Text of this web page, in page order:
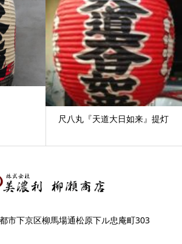
尺八丸『天道大日如来』提灯
市下京区柳馬場通松原下ル忠庵町303